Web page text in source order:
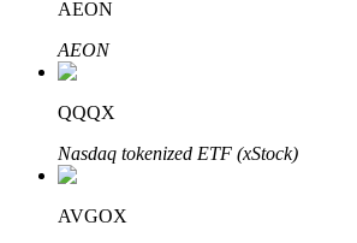
Bloqueos BTR
Inversiones exclusivas para titulares de
AEON
AEON
QQQX
Nasdaq tokenized ETF (xStock)
AVGOX